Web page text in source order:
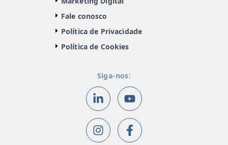
Fale conosco
Política de Privacidade
Política de Cookies
Siga-nos: